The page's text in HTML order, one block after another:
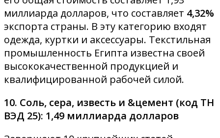
миллиарда долларов, что составляет 4,32%
экспорта страны. В эту категорию входят
одежда, куртки и аксессуары. Текстильная
промышленность Египта известна своей
высококачественной продукцией и
квалифицированной рабочей силой.
10. Соль, сера, известь и &цемент (код ТН
ВЭД 25): 1,49 миллиарда долларов